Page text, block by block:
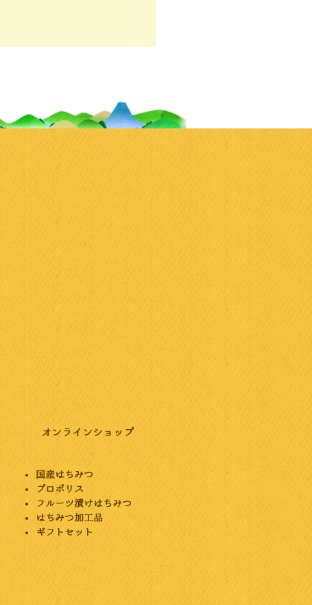
オンラインショップ
国産はちみつ
プロポリス
フルーツ漬けはちみつ
はちみつ加工品
ギフトセット